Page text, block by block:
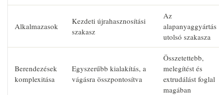
Alkalmazasok
Kezdeti újrahasznosítási
szakasz
Az
alapanyaggyártás
utolsó szakasza
Berendezések
komplexitása
Egyszerűbb kialakítás, a
vágásra összpontosítva
Összetettebb,
melegítést és
extrudálást foglal
magában